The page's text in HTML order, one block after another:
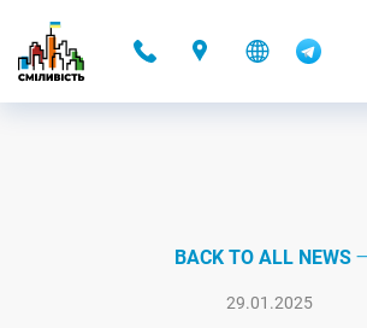
BACK TO ALL NEWS
29.01.2025